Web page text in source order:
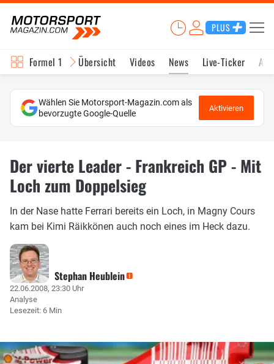
PLUS
Formel 1 Übersicht Videos News Live-Ticker
Wählen Sie Motorsport-Magazin.com als
bevorzugte Google-Quelle
Aktivieren
Der vierte Leader - Frankreich GP - Mit
Loch zum Doppelsieg
In der Nase hatte Ferrari bereits ein Loch, in Magny Cours
kam bei Kimi Räikkönen auch noch eines im Heck dazu.
Stephan Heublein
22.06.2008, 23:30 Uhr
Analyse
Lesezeit: 6 Min